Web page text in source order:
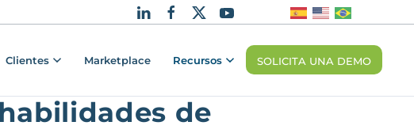
Clientes Marketplace Recursos SOLICITA UNA DEMO
de